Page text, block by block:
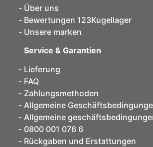
Über uns
Bewertungen 123Kugellager
Unsere marken
Service & Garantien
Lieferung
FAQ
Zahlungsmethoden
Allgemeine
Allgemeine
0800 001 076 6
Rückgaben und Erstattungen